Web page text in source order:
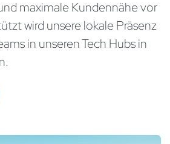
maximale Kundennähe vor
wird unsere lokale Präsenz
in unseren Tech Hubs in